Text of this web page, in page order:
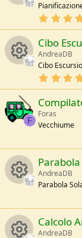
R
e
s
o
u
r
c
e
i
R
e
s
o
u
r
c
Cibo
AndreaDB
Cibo
F
Foras
Vecchiume
R
e
AndreaDB
Parabola
Calcolo
AndreaDB